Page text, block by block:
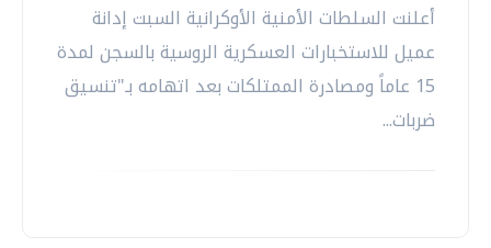
أعلنت السلطات الأمنية الأوكرانية السبت إدانة
عميل للاستخبارات العسكرية الروسية بالسجن لمدة
15 عاماً ومصادرة الممتلكات بعد اتهامه بـ"تنسيق
ضربات...